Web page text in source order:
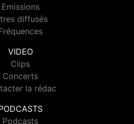
Emissions
diffusés
VIDEO
Clips
Concerts
la rédac
Podcasts